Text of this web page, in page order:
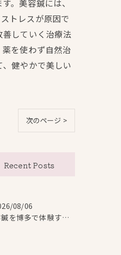
。美容鍼には、
トレスが原因で
していく治療法
を使わず自然治
健やかで美しい
次のページ >
Recent Posts
08/06
美容鍼を博多で体験する際の効果や安全性と料金比較徹底ガイド